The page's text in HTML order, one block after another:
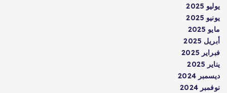
يوليو 2025
يونيو 2025
مايو 2025
أبريل 2025
فبراير 2025
يناير 2025
ديسمبر 2024
نوفمبر 2024